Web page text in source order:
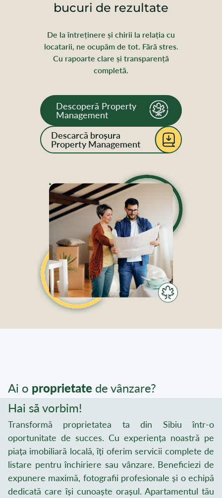
bucuri de rezultate
De la întreținere și chirii la relația cu
locatarii, ne ocupăm de tot. Fără stres.
Cu rapoarte clare și transparență
completă.
Descoperă Property
Management
Descarcă broșura
Property Management
Ai o proprietate de vânzare?
Hai să vorbim!
Transformă proprietatea ta din Sibiu într-o
oportunitate de succes. Cu experiența noastră pe
piața imobiliară locală, îți oferim servicii complete de
listare pentru închiriere sau vânzare. Beneficiezi de
expunere maximă, fotografii profesionale și o echipă
dedicată care își cunoaște orașul. Apartamentul tău